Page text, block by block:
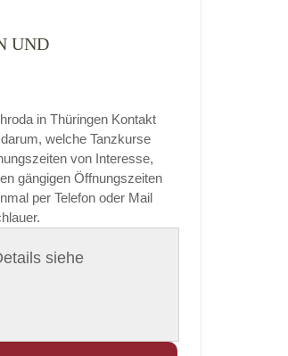
UND
in Thüringen Kontakt
welche Tanzkurse
von Interesse,
gängigen Öffnungszeiten
per Telefon oder Mail
siehe